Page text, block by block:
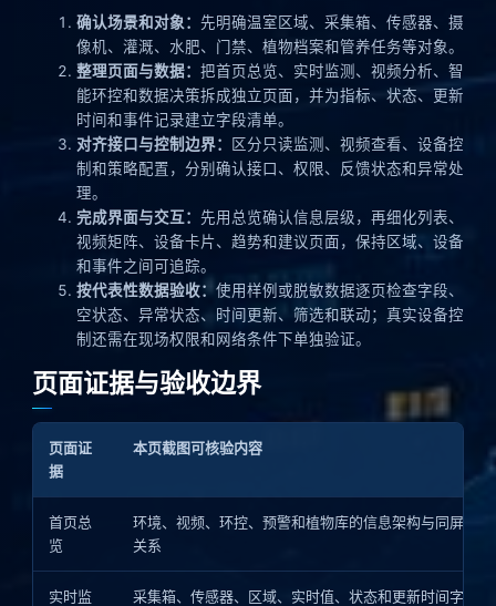
确认场景和对象： 先明确温室区域、采集箱、传感器、摄
像机、灌溉、水肥、门禁、植物档案和管养任务等对象。
整理页面与数据： 把首页总览、实时监测、视频分析、智
能环控和数据决策拆成独立页面，并为指标、状态、更新
时间和事件记录建立字段清单。
对齐接口与控制边界：
区分只读监测、视频查看、设备控
制和策略配置，分别确认接口、权限、反馈状态和异常处
理。
完成界面与交互： 先用总览确认信息层级，再细化列表、
视频矩阵、设备卡片、趋势和建议页面，保持区域、设备
和事件之间可追踪。
按代表性数据验收： 使用样例或脱敏数据逐页检查字段、
空状态、异常状态、时间更新、筛选和联动；真实设备控
制还需在现场权限和网络条件下单独验证。
页面证据与验收边界
页面证
据
本页截图可核验内容
首页总
览
环境、视频、环控、预警和植物库的信息架构与同屏
关系
实时监
采集箱、传感器、区域、实时值、状态和更新时间字